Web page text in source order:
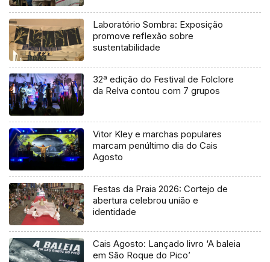
Laboratório Sombra: Exposição
promove reflexão sobre
sustentabilidade
32ª edição do Festival de Folclore
da Relva contou com 7 grupos
Vitor Kley e marchas populares
marcam penúltimo dia do Cais
Agosto
Festas da Praia 2026: Cortejo de
abertura celebrou união e
identidade
Cais Agosto: Lançado livro ‘A baleia
em São Roque do Pico’